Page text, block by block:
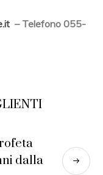
– Telefono 055-
dalla